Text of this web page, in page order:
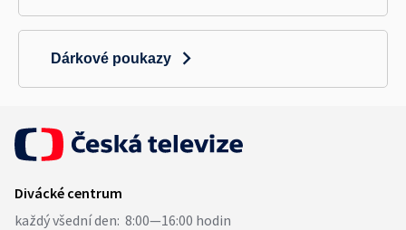
Dárkové poukazy